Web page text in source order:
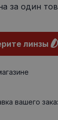
за один
линзы
вашего